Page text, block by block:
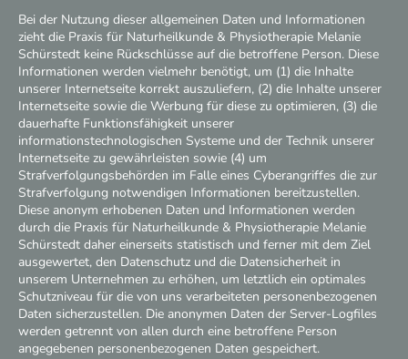
Bei der Nutzung dieser allgemeinen Daten und Informationen
zieht die Praxis für Naturheilkunde & Physiotherapie Melanie
Schürstedt keine Rückschlüsse auf die betroffene Person. Diese
Informationen werden vielmehr benötigt, um (1) die Inhalte
unserer Internetseite korrekt auszuliefern, (2) die Inhalte unserer
Internetseite sowie die Werbung für diese zu optimieren, (3) die
dauerhafte Funktionsfähigkeit unserer
informationstechnologischen Systeme und der Technik unserer
Internetseite zu gewährleisten sowie (4) um
Strafverfolgungsbehörden im Falle eines Cyberangriffes die zur
Strafverfolgung notwendigen Informationen bereitzustellen.
Diese anonym erhobenen Daten und Informationen werden
durch die Praxis für Naturheilkunde & Physiotherapie Melanie
Schürstedt daher einerseits statistisch und ferner mit dem Ziel
ausgewertet, den Datenschutz und die Datensicherheit in
unserem Unternehmen zu erhöhen, um letztlich ein optimales
Schutzniveau für die von uns verarbeiteten personenbezogenen
Daten sicherzustellen. Die anonymen Daten der Server-Logfiles
werden getrennt von allen durch eine betroffene Person
angegebenen personenbezogenen Daten gespeichert.